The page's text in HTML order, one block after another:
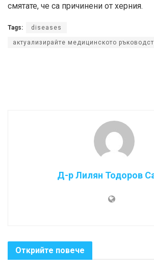
смятате, че са причинени от херния.
Tags: diseases
актуализирайте медицинското
Д-р Лилян Тодоров
Открийте повече